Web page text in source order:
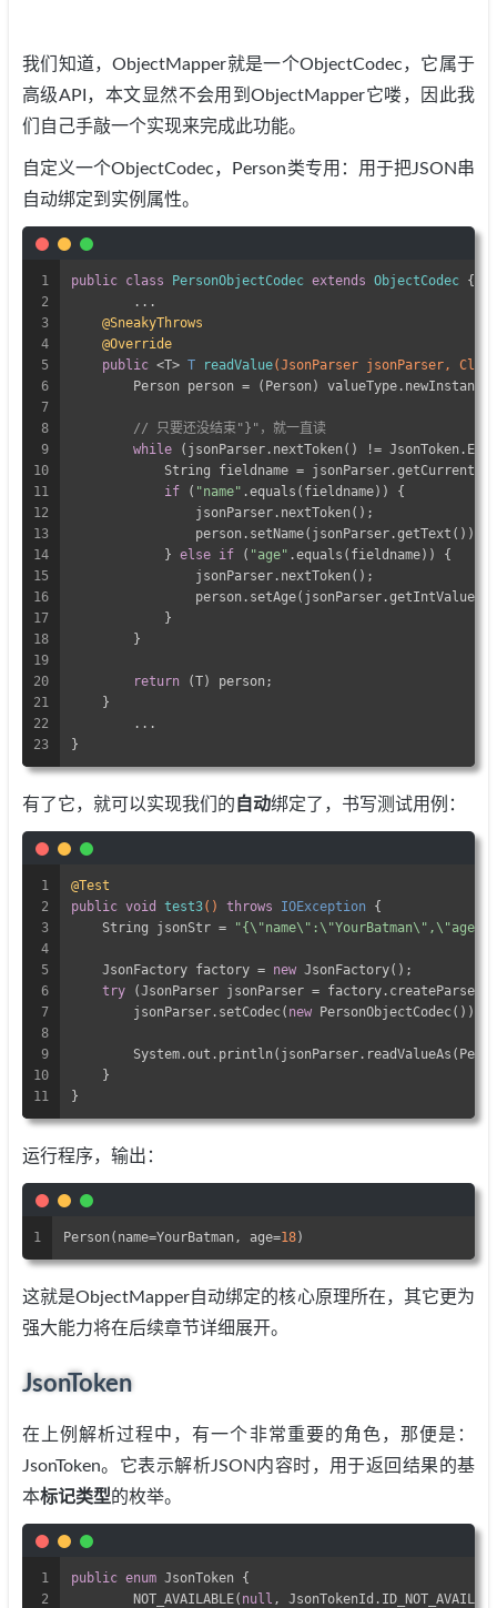
我们知道，ObjectMapper就是一个ObjectCodec，它属于
高级API，本文显然不会用到ObjectMapper它喽，因此我
们自己手敲一个实现来完成此功能。
自定义一个ObjectCodec，Person类专用：用于把JSON串
自动绑定到实例属性。
1
2
3
4
5
6
7
8
9
10
11
12
13
14
15
16
17
18
19
20
21
22
23
public class PersonObjectCodec extends ObjectCodec {
	...
@SneakyThrows
@Override
public <T> T readValue(JsonParser jsonParser,
Person person = (Person)
// 只要还没结束"}"，就一直读
while (jsonParser.nextToken() !=
String fieldname =
if ( "name" .equals(fieldname)) {
                jsonParser.nextToken();
                person.setName(jsonParser.getText());
            }
else if ( "age" .equals(fieldname)) {
                jsonParser.nextToken();
            }
        }
return (T) person;
    }
	...
}
有了它，就可以实现我们的 自动绑定了，书写测试用例：
1
2
3
4
5
6
7
8
9
10
11
@Test
public void test3() throws IOException {
    String jsonStr =
    JsonFactory factory =
new JsonFactory();
try (JsonParser jsonParser =
        jsonParser.setCodec(
new PersonObjectCodec());
    }
}
运行程序，输出：
1 Person(name=YourBatman, age=18)
这就是ObjectMapper自动绑定的核心原理所在，其它更为
强大能力将在后续章节详细展开。
JsonToken
在上例解析过程中，有一个非常重要的角色，那便是：
JsonToken。它表示解析JSON内容时，用于返回结果的基
本标记类型的枚举。
1
2
public enum JsonToken {
	NOT_AVAILABLE(
null ,